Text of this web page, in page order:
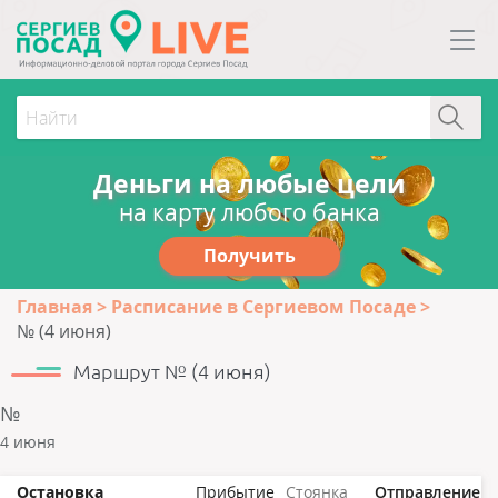
Деньги на любые цели
на карту любого банка
Получить
Главная
Расписание в Сергиевом Посаде
№ (4 июня)
Маршрут № (4 июня)
№
4 июня
Остановка Прибытие Стоянка Отправление